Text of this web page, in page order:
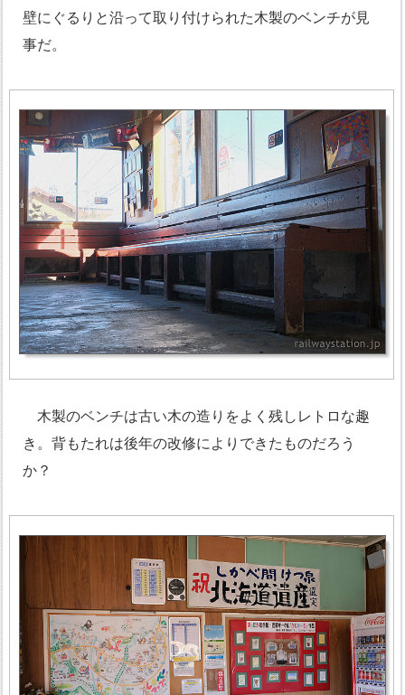
壁にぐるりと沿って取り付けられた木製のベンチが見
事だ。
木製のベンチは古い木の造りをよく残しレトロな趣
き。背もたれは後年の改修によりできたものだろう
か？